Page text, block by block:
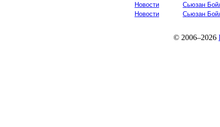
Новости
Сьюзан
Новости
Сьюзан
© 2006–2026